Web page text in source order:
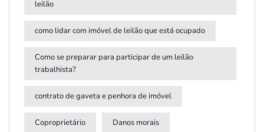
leilão
como lidar com imóvel de leilão que está ocupado
Como se preparar para participar de um leilão
trabalhista?
contrato de gaveta e penhora de imóvel
Coproprietário Danos morais